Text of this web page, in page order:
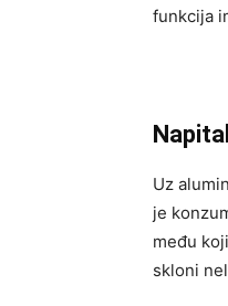
funkcija
Uz
je
među
skloni